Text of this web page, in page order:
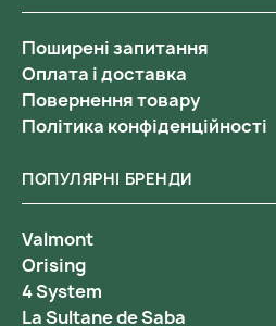
Поширені запитання
Оплата і доставка
Повернення товару
Політика конфіденційності
ПОПУЛЯРНІ БРЕНДИ
Valmont
Orising
4 System
La Sultane de Saba